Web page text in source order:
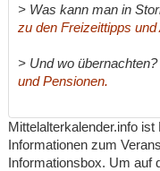
> Was kann man in
zu den Freizeittipps
> Und wo übernachten?
und Pensionen.
Mittelalterkalender.info
Informationen zum
Informationsbox. Um auf